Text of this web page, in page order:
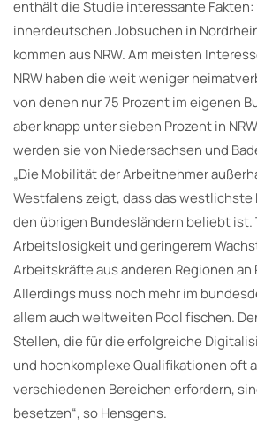
enthält die Studie interessante Fakten:
innerdeutschen Jobsuchen in
kommen aus NRW. Am meisten
NRW haben die weit weniger
von denen nur 75 Prozent im eigenen
aber knapp unter sieben Prozent in
werden sie von Niedersachsen und
„Die Mobilität der Arbeitnehmer
Westfalens zeigt, dass das westlichste
den übrigen Bundesländern beliebt ist.
Arbeitslosigkeit und geringerem
Arbeitskräfte aus anderen Regionen an
Allerdings muss noch mehr im
allem auch weltweiten Pool fischen.
Stellen, die für die erfolgreiche
und hochkomplexe Qualifikationen oft
verschiedenen Bereichen erfordern,
besetzen“, so Hensgens.